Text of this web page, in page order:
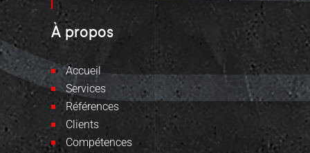
À propos
Accueil
Services
Références
Clients
Compétences